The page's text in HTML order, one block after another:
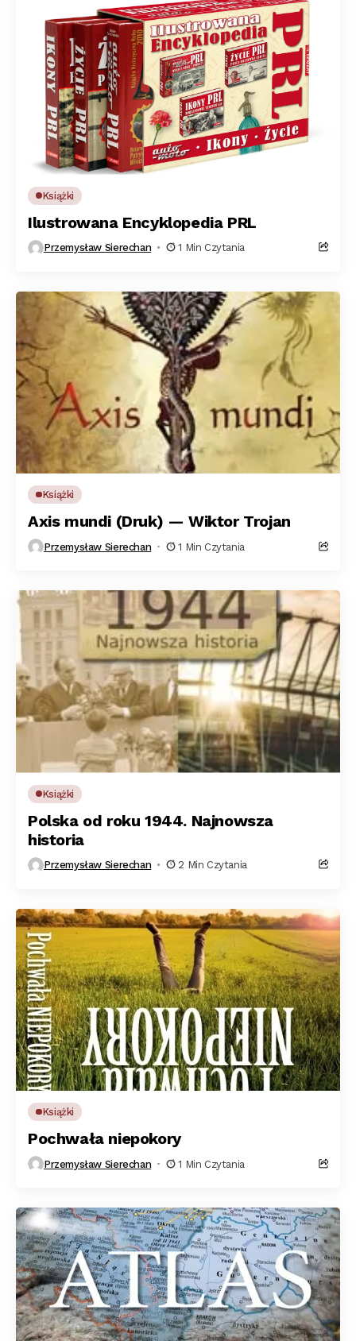
Książki
Ilustrowana Encyklopedia PRL
Przemysław Sierechan 1 Min Czytania
Książki
Axis mundi (Druk) — Wiktor Trojan
Przemysław Sierechan 1 Min Czytania
Książki
Polska od roku 1944. Najnowsza
historia
Przemysław Sierechan 2 Min Czytania
Książki
Pochwała niepokory
Przemysław Sierechan 1 Min Czytania